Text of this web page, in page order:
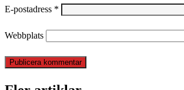
E-postadress *
Webbplats